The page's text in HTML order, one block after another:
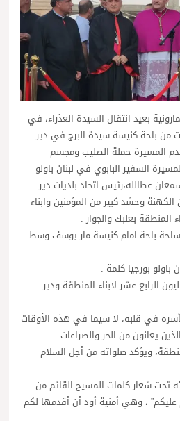
بعيد انتقال السيدة العذراء، في
من باحة كنيسة سيدة البرج في دير
المسيرة حملة الصليب ومجسم
السفير البابوي في لبنان باولو
عطالله،رئيس اتحاد بلديات دير
وحشد كبير من المؤمنين وابناء
المنطقة بعلبك والجوار .
باحة امام كنيسة مار يوسف وسط
باولو بورجيا كلمة .
الرابع عشر لابناء المنطقة ودير
في قلبه، لا سيما في هذه الأوقات
يعانون من الحر والصراعات
ويؤكد صلواته من أجل السلام
تحت شعار كلمات المسيح القائم من
عليكم” ، وهي أمنية أود أن أقدمها لكم